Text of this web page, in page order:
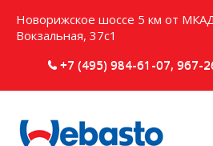
Новорижское шоссе 5 км от
Вокзальная, 37с1
+7 (495) 984-61-07, 967-